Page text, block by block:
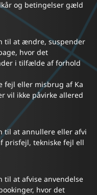
og betingelser gæld
til at ændre, suspender
hvor det
i tilfælde af forhold
fejl eller misbrug af Ka
vil ikke påvirke allered
til at annullere eller afvi
prisfejl, tekniske fejl ell
til at afvise anvendelse
hvor det